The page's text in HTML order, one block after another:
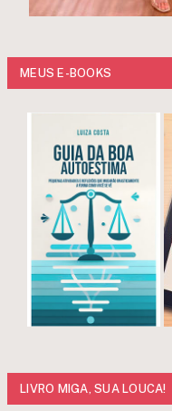
MEUS E-BOOKS
LIVRO MIGA, SUA LOUCA!